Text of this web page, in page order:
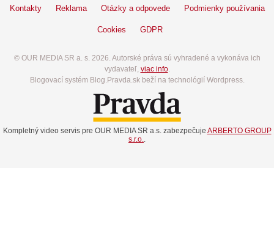
Kontakty Reklama Otázky a odpovede Podmienky používania
Cookies GDPR
© OUR MEDIA SR a. s. 2026. Autorské práva sú vyhradené a vykonáva ich
vydavateľ, viac info.
Blogovací systém Blog.Pravda.sk beží na technológií Wordpress.
Kompletný video servis pre OUR MEDIA SR a.s. zabezpečuje ARBERTO GROUP
s.r.o..